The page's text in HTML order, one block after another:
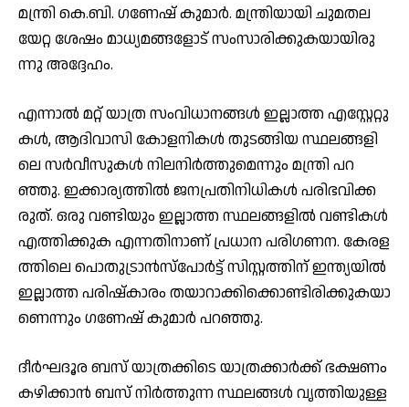
മ​ന്ത്രി കെ.​ബി. ഗ​ണേ​ഷ് കു​മാ​ർ. മ​ന്ത്രി​യാ​യി ചു​മ​ത​ല​
യേ​റ്റ ശേ​ഷം മാ​ധ്യ​മ​ങ്ങ​ളോ​ട് സം​സാ​രി​ക്കു​ക​യാ​യി​രു​
ന്നു അ​ദ്ദേ​ഹം.
എന്നാൽ മ​റ്റ് യാ​ത്ര സം​വി​ധാ​ന​ങ്ങ​ൾ ഇ​ല്ലാ​ത്ത എ​സ്റ്റേ​റ്റു​
ക​ൾ, ആ​ദി​വാ​സി കോ​ള​നി​ക​ൾ തു​ട​ങ്ങി​യ സ്ഥ​ല​ങ്ങ​ളി​
ലെ സ​ർ​വീ​സു​ക​ൾ നി​ല​നി​ർ​ത്തു​മെ​ന്നും മ​ന്ത്രി പ​റ​
ഞ്ഞു. ഇ​ക്കാ​ര്യ​ത്തി​ൽ ജ​ന​പ്ര​തി​നി​ധി​ക​ൾ പ​രി​ഭ​വി​ക്ക​
രു​ത്. ഒ​രു വ​ണ്ടി​യും ഇ​ല്ലാ​ത്ത സ്ഥ​ല​ങ്ങ​ളി​ൽ വ​ണ്ടി​ക​ൾ
എ​ത്തി​ക്കു​ക എ​ന്ന​തി​നാ​ണ് പ്ര​ധാ​ന പ​രി​ഗ​ണ​ന. കേ​ര​ള​
ത്തി​ലെ പൊ​തു​ട്രാ​ൻ​സ്പോ​ർ​ട്ട് സി​സ്റ്റ​ത്തി​ന് ഇ​ന്ത്യ​യി​ൽ
ഇ​ല്ലാ​ത്ത പ​രി​ഷ്കാ​രം ത​യാ​റാ​ക്കി​ക്കൊ​ണ്ടി​രി​ക്കു​ക​യാ​
ണെ​ന്നും ഗ​ണേ​ഷ് കു​മാ​ർ പ​റ​ഞ്ഞു.
ദീ​ർ​ഘ​ദൂ​ര ബ​സ് യാ​ത്ര​ക്കി​ടെ യാ​ത്ര​ക്കാ​ർ​ക്ക് ഭ​ക്ഷ​ണം
ക​ഴി​ക്കാ​ൻ ബ​സ് നിർത്തുന്ന സ്ഥ​ല​ങ്ങ​ൾ വൃ​ത്തി​യു​ള്ള​